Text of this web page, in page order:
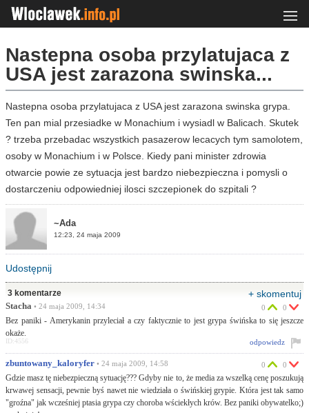
Nastepna osoba przylatujaca z
USA jest zarazona swinska...
Nastepna osoba przylatujaca z USA jest zarazona swinska grypa.
Ten pan mial przesiadke w Monachium i wysiadl w Balicach. Skutek
? trzeba przebadac wszystkich pasazerow lecacych tym samolotem,
osoby w Monachium i w Polsce. Kiedy pani minister zdrowia
otwarcie powie ze sytuacja jest bardzo niebezpieczna i pomysli o
dostarczeniu odpowiedniej ilosci szczepionek do szpitali ?
~Ada
12:23, 24 maja 2009
Udostępnij
3 komentarze + skomentuj
Stacha • 24 maja 2009, 14:34
Bez paniki - Amerykanin przyleciał a czy faktycznie to jest grypa świńska to się jeszcze
okaże.
0 0
odpowiedz
ID:4556
zbuntowany_kaloryfer • 24 maja 2009, 14:58
Gdzie masz tę niebezpieczną sytuację??? Gdyby nie to, że media za wszelką cenę poszukują
krwawej sensacji, pewnie byś nawet nie wiedziała o świńskiej grypie. Która jest tak samo
"groźna" jak wcześniej ptasia grypa czy choroba wściekłych krów. Bez paniki obywatelko;)
0 0